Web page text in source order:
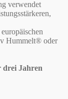
verwendet
Hummelt® oder
drei Jahren